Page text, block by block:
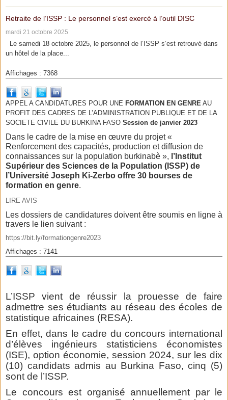
Retraite de l’ISSP : Le personnel s’est exercé à l’outil DISC
mardi 21 octobre 2025
Le samedi 18 octobre 2025, le personnel de l’ISSP s’est retrouvé dans
un hôtel de la place...
Affichages : 7368
APPEL A CANDIDATURES POUR UNE FORMATION EN GENRE AU
PROFIT DES CADRES DE L’ADMINISTRATION PUBLIQUE ET DE LA
SOCIETE CIVILE DU BURKINA FASO Session de janvier 2023
Dans le cadre de la mise en œuvre du projet «
Renforcement des capacités, production et diffusion de
connaissances sur la population burkinabè », l’Institut
Supérieur des Sciences de la Population (ISSP) de
l’Université Joseph Ki-Zerbo offre 30 bourses de
formation en genre.
LIRE AVIS
Les dossiers de candidatures doivent être soumis en ligne à
travers le lien suivant :
https://bit.ly/formationgenre2023
Affichages : 7141
L’ISSP vient de réussir la prouesse de faire
admettre ses étudiants au réseau des écoles de
statistique africaines (RESA).
En effet, dans le cadre du concours international
d’élèves ingénieurs statisticiens économistes
(ISE), option économie, session 2024, sur les dix
(10) candidats admis au Burkina Faso, cinq (5)
sont de l’ISSP.
Le concours est organisé annuellement par le